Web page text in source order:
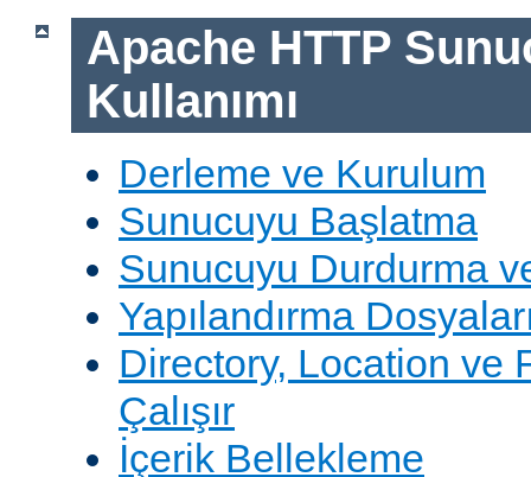
Apache HTTP
Kullanımı
Derleme ve Kurulum
Sunucuyu Başlatma
Sunucuyu Durdurma
Yapılandırma
Directory, Location ve
Çalışır
İçerik Bellekleme